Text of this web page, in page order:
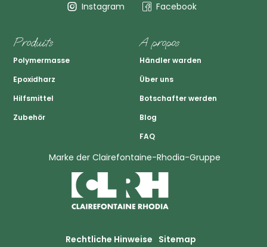
Instagram Facebook
Produits
Polymermasse
Epoxidharz
Hilfsmittel
Zubehör
A propos
Händler warden
Über uns
Botschafter werden
Blog
FAQ
Marke der Clairefontaine-Rhodia-Gruppe
Rechtliche Hinweise Sitemap